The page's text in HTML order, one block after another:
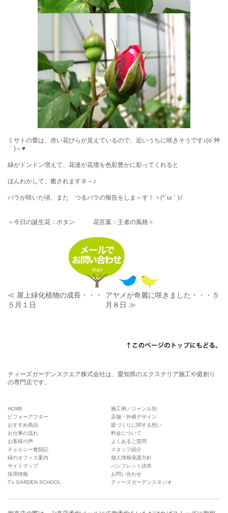
ミサトの蕾は、赤い花びらが見えているので、近いうちに咲きそうです♪(o´艸
｀)～♥
緑がドンドン増えて、花達が花壇を色彩豊かに彩ってくれると
ほんわかして、癒されますネ～♪
バラが咲いた頃、また つるバラの報告をしま～す！ヽ(*´ω｀)ﾉ
＜今日の誕生花：ボタン 花言葉：王者の風格＞
≪ 屋上緑化植物の成長・・・
５月１日
アヤメが奇麗に咲きました・・・５
月８日 ≫
ティーズガーデンスクエア株式会社は、愛知県のエクステリア施工や庭創り
の専門店です。
HOME
施工例／ジャンル別
ビフォーアフター
店舗・外構デザイン
おすすめ商品
庭づくりに関する想い
お仕事の流れ
料金について
お客様の声
よくあるご質問
チェルシー奮闘記
スタッフ紹介
緑のオフィス案内
個人情報保護方針
サイトマップ
パンフレット請求
採用情報
お問い合わせ
T’s GARDEN SCHOOL
ティーズガーデンスタジオ